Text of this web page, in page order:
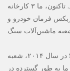
در سال ۱۹۸۸، گروه ما در کوانژو، چین تأسیس شد. تاکنون، ما ۳ کارخانه
فرمان خودرو و
در سال ۲۰۱۴، شعبه SAWSTONEPRO اره‌های سیمی سنگ را توسعه و
به طور گسترده در